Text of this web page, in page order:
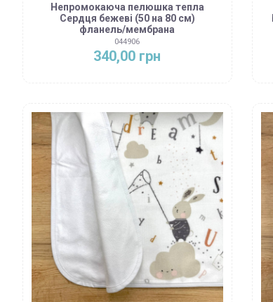
Непромокаюча пелюшка тепла
Сердця бежеві (50 на 80 см)
фланель/мембрана
044906
340,00 грн